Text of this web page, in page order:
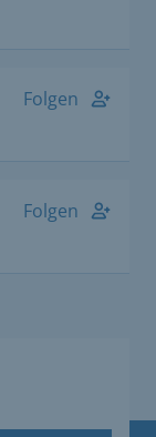
Folgen
Folgen